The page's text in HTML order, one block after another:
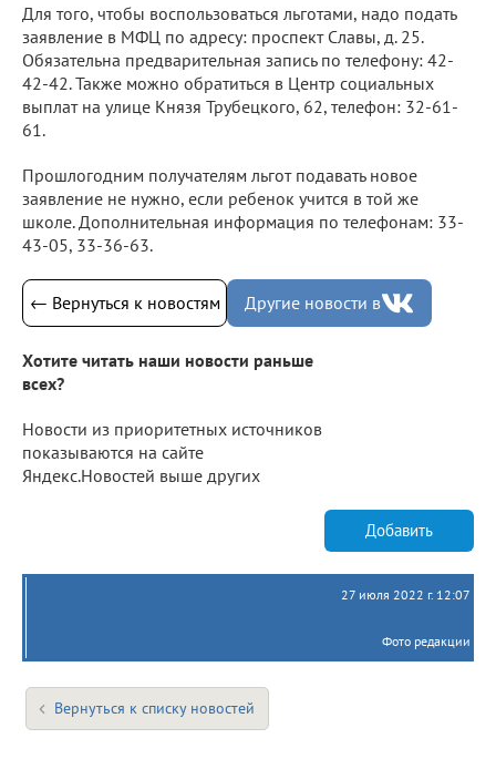
Для того, чтобы воспользоваться льготами, надо подать
заявление в МФЦ по адресу: проспект Славы, д. 25.
Обязательна предварительная запись по телефону: 42-
42-42. Также можно обратиться в Центр социальных
выплат на улице Князя Трубецкого, 62, телефон: 32-61-
61.
Прошлогодним получателям льгот подавать новое
заявление не нужно, если ребенок учится в той же
школе. Дополнительная информация по телефонам: 33-
43-05, 33-36-63.
← Вернуться к новостям Другие новости в
Хотите читать наши новости раньше
всех?
Новости из приоритетных источников
показываются на сайте
Яндекс.Новостей выше других
Добавить
27 июля 2022 г. 12:07
Фото редакции
Вернуться к списку новостей